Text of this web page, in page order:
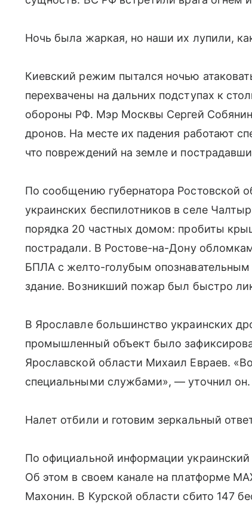
Ночь была жаркая, но наши их лупили,
Киевский режим пытался ночью
перехвачены на дальних подступах к
обороны РФ. Мэр Москвы Сергей
дронов. На месте их падения работают
что повреждений на земле и
По сообщению губернатора
украинских беспилотников в селе
порядка 20 частных домом: пробиты
пострадали. В Ростове-на-Дону
БПЛА с желто-голубым
здание. Возникший пожар был быстро
В Ярославле большинство украинских
промышленный объект было
Ярославской области Михаил Евраев.
специальными службами», — уточнил он.
Налет отбили и готовим зеркальный
По официальной информации
Об этом в своем канале на платформе
Махонин. В Курской области сбито 147